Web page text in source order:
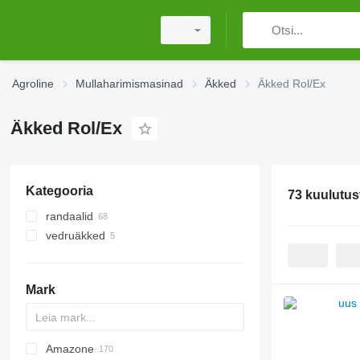
Agroline Mullaharimismasinad Äkked Äkked Rol/Ex
Äkked Rol/Ex
Kategooria
randaalid
vedruäkked
Mark
Multivator
Disc-O-Mulch
Jaguar
AT30
8
AGD
Amazone
73